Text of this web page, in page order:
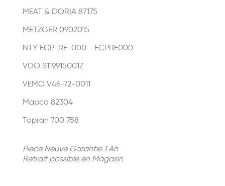
MEAT & DORIA 87175
METZGER 0902015
NTY ECP-RE-000 - ECPRE000
VDO S119915001Z
VEMO V46-72-0011
Mapco 82304
Topran 700 758
Piece Neuve Garantie 1 An
Retrait possible en Magasin